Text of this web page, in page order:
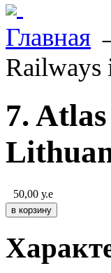
Главная
Railways
7.
50,00 у.е